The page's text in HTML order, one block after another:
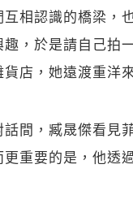
相認識的橋梁，
，於是請自己拍
店，她遠渡重洋
間，臧晟傑看見
重要的是，他透